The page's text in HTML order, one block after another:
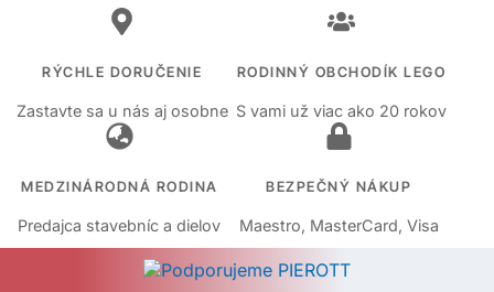
RÝCHLE DORUČENIE
Zastavte sa u nás aj osobne
RODINNÝ OBCHODÍK LEGO
S vami už viac ako 20 rokov
MEDZINÁRODNÁ RODINA
Predajca stavebníc a dielov
BEZPEČNÝ NÁKUP
Maestro, MasterCard, Visa